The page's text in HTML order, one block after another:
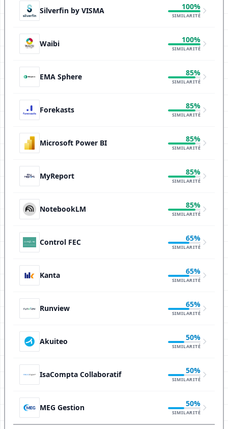
Silverfin by VISMA 100%
SIMILARITÉ
Waibi 100%
SIMILARITÉ
EMA Sphere 85%
SIMILARITÉ
Forekasts 85%
SIMILARITÉ
Microsoft Power BI 85%
SIMILARITÉ
MyReport 85%
SIMILARITÉ
NotebookLM 85%
SIMILARITÉ
Control FEC 65%
SIMILARITÉ
Kanta 65%
SIMILARITÉ
Runview 65%
SIMILARITÉ
Akuiteo 50%
SIMILARITÉ
IsaCompta Collaboratif 50%
SIMILARITÉ
MEG Gestion 50%
SIMILARITÉ